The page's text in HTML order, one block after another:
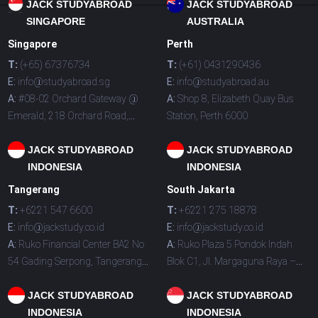
JACK STUDYABROAD
SINGAPORE
Singapore
T: (+65) 67376734
E: info@studyabroad.sg
A:#08-02 Orchard Gateway @
Emerald, 218 Orchard Road,
JACK STUDYABROAD
AUSTRALIA
Perth
T: (+61) 0431290436
E: info@studyabroad.au
A:Shop 8, Elizabeth Quay Bus
Station, Perth 6000
JACK STUDYABROAD
INDONESIA
Tangerang
T:+6221 547 6600
E: info@jackstudy.co.id
A: Ruko Financial Center BA2 No
54 Gading Serpong, Tangerang
JACK STUDYABROAD
INDONESIA
South Jakarta
T:+6221 275 18878
E: info@jackstudy.co.id
A: Ruko Plaza 5 Pondok Indah
Blok C1, Jl. Margaguna Raya –
JACK STUDYABROAD
INDONESIA
JACK STUDYABROAD
INDONESIA